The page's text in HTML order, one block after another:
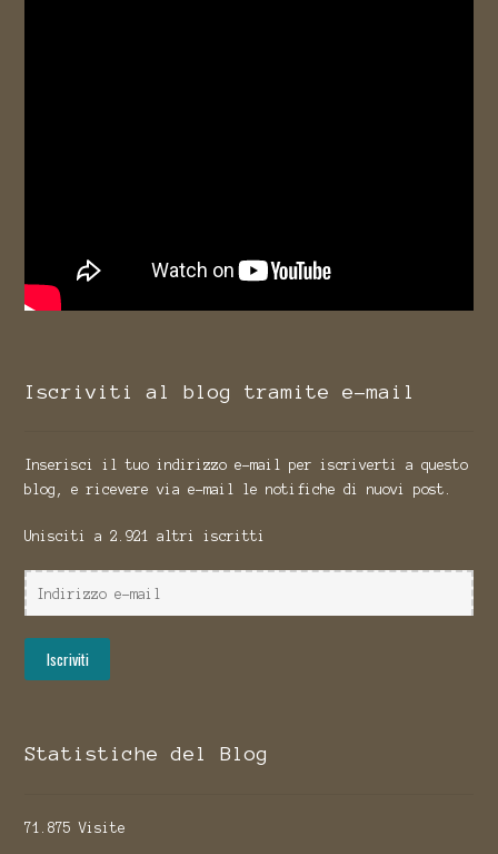
Iscriviti al blog tramite e-mail
Inserisci il tuo indirizzo e-mail per iscriverti a questo
blog, e ricevere via e-mail le notifiche di nuovi post.
Unisciti a 2.921 altri iscritti
Indirizzo
e-
Iscriviti
Statistiche del Blog
71.875 Visite